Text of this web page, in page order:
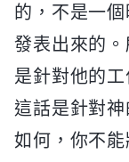
的，不是一
發表出來的
是針對他的工
這話是針對
如何，你不